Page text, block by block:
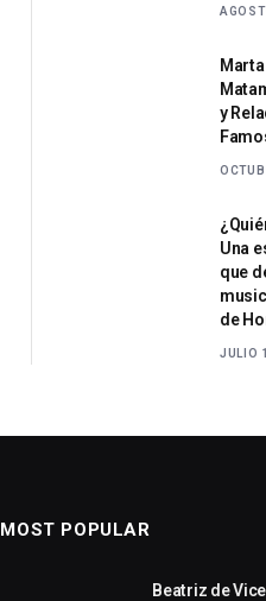
y
Una
que
de
JULIO
MOST POPULAR
Beatriz de